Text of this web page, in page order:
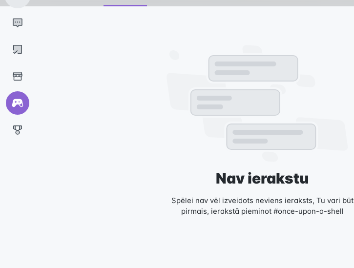
Nav ierakstu
Spēlei nav vēl izveidots neviens ieraksts, Tu vari būt
pirmais, ierakstā pieminot #once-upon-a-shell